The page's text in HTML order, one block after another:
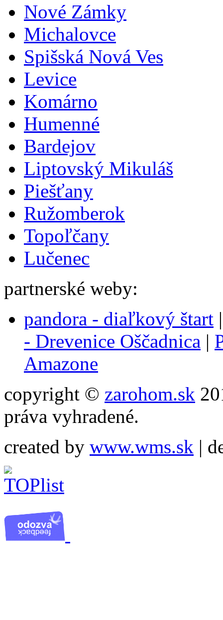
Nové Zámky
Michalovce
Spišská Nová Ves
Levice
Komárno
Humenné
Bardejov
Liptovský Mikuláš
Piešťany
Ružomberok
Topoľčany
Lučenec
partnerské weby:
pandora - diaľkový štart
- Drevenice Oščadnica |
Amazone
copyright © zarohom.sk
práva vyhradené.
created by www.wms.sk |